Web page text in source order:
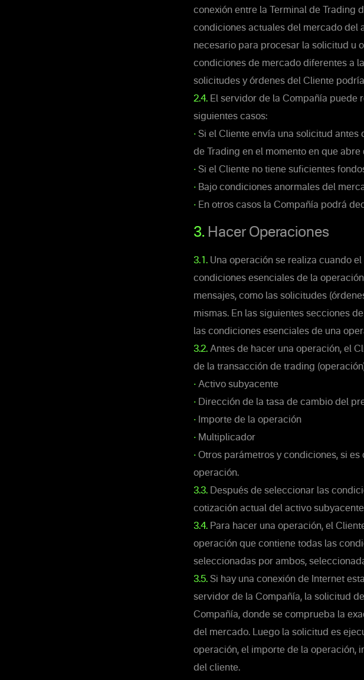
conexión entre la Terminal de Trading
condiciones actuales del mercado del
necesario para procesar la solicitud u
condiciones de mercado diferentes a
solicitudes y órdenes del Cliente
2.4. El servidor de la Compañía puede
siguientes casos:
• Si el Cliente envía una solicitud
de Trading en el momento en que
• Si el Cliente no tiene suficientes
• Bajo condiciones anormales del
• En otros casos la Compañía podrá
3. Hacer Operaciones
3.1. Una operación se realiza cuando
condiciones esenciales de la
mensajes, como las solicitudes
mismas. En las siguientes secciones
las condiciones esenciales de una
3.2. Antes de hacer una operación, el
de la transacción de trading
• Activo subyacente
• Dirección de la tasa de cambio del
• Importe de la operación
• Multiplicador
• Otros parámetros y condiciones, si
operación.
3.3. Después de seleccionar las
cotización actual del activo
3.4. Para hacer una operación, el
operación que contiene todas las
seleccionadas por ambos,
3.5. Si hay una conexión de Internet
servidor de la Compañía, la solicitud
Compañía, donde se comprueba la
del mercado. Luego la solicitud es
operación, el importe de la operación,
del cliente.